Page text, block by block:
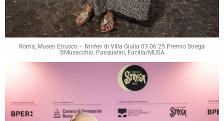
Roma, Museo Etrusco – Ninfeo di Villa Giulia 03 06 25 Premio Strega
©Musacchio, Pasqualini, Fucilla/MUSA